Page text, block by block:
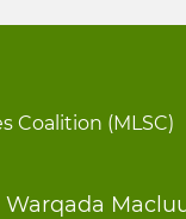
Coalition (MLSC)
Warqada